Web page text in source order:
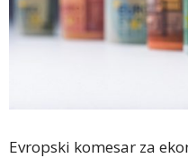
Evropski komesar za